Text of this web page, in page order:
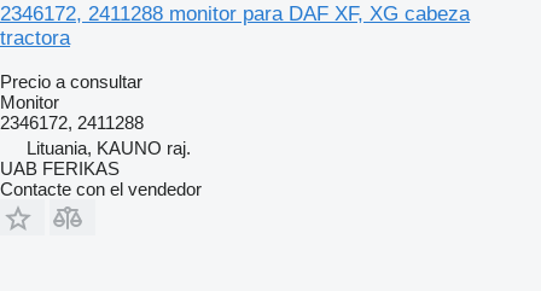
2346172, 2411288 monitor para DAF XF, XG cabeza
tractora
Precio a consultar
Monitor
2346172, 2411288
Lituania, KAUNO raj.
UAB FERIKAS
Contacte con el vendedor